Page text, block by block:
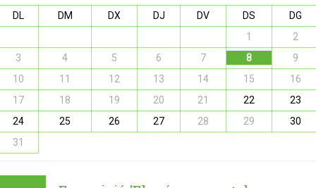
DL DM DX DJ DV DS
DG
1
2
3
4 5 6 7 8
9
10
11 12 13 14 15
16
17
18 19 20 21 22
23
24
25 26 27 28 29
30
31